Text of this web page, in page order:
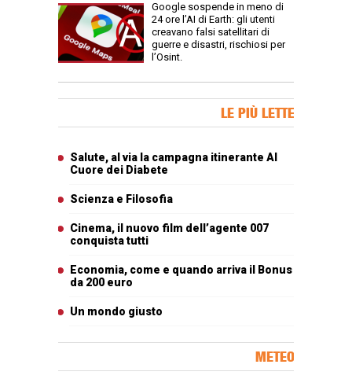
Google sospende in meno di
24 ore l’AI di Earth: gli utenti
creavano falsi satellitari di
guerre e disastri, rischiosi per
l’Osint.
LE PIÙ LETTE
Salute, al via la campagna itinerante Al
Cuore dei Diabete
Scienza e Filosofia
Cinema, il nuovo film dell’agente 007
conquista tutti
Economia, come e quando arriva il Bonus
da 200 euro
Un mondo giusto
METEO